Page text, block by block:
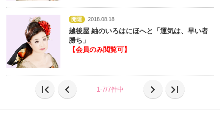
開運 2018.08.18
越後屋 紬のいろはにほへと「運気は、早い者
勝ち」
【会員のみ閲覧可】
first_page chevron_left 1-7/7件中 chevron_right last_page